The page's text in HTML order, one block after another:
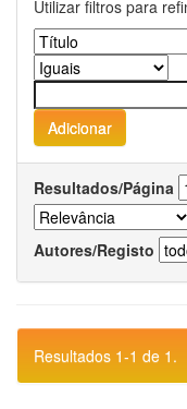
Utilizar filtros para
Resultados/Página
Autores/Registo
Resultados 1-1 de 1.